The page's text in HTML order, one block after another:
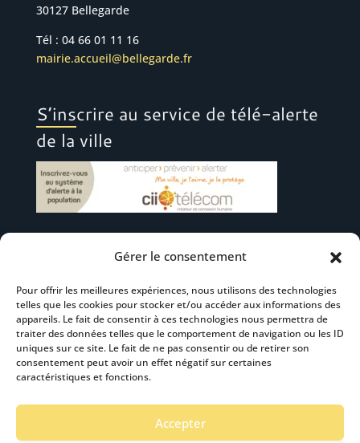
Gérer le consentement
Pour offrir les meilleures expériences, nous utilisons des technologies
telles que les cookies pour stocker et/ou accéder aux informations des
appareils. Le fait de consentir à ces technologies nous permettra de
traiter des données telles que le comportement de navigation ou les ID
uniques sur ce site. Le fait de ne pas consentir ou de retirer son
consentement peut avoir un effet négatif sur certaines
caractéristiques et fonctions.
Accepter
30127 Bellegarde
Tél : 04 66 01 11 16
mairie.accueil@bellegarde.fr
S’inscrire au service de télé-alerte
de la ville
Suivez-nous
S’abonner à la newsletter